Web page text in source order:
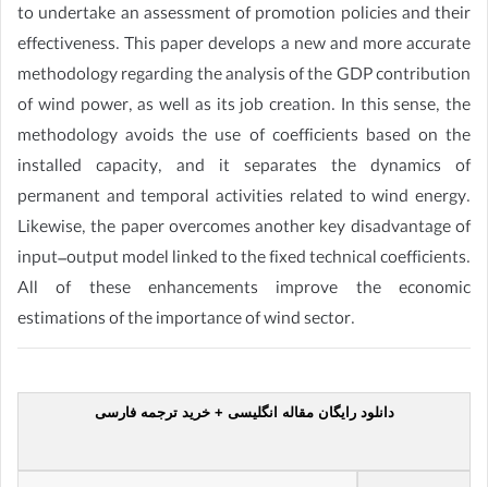
to undertake an assessment of promotion policies and their
effectiveness. This paper develops a new and more accurate
methodology regarding the analysis of the GDP contribution
of wind power, as well as its job creation. In this sense, the
methodology avoids the use of coefficients based on the
installed capacity, and it separates the dynamics of
permanent and temporal activities related to wind energy.
Likewise, the paper overcomes another key disadvantage of
input–output model linked to the fixed technical coefficients.
All of these enhancements improve the economic
estimations of the importance of wind sector.
دانلود رایگان مقاله انگلیسی + خرید ترجمه فارسی